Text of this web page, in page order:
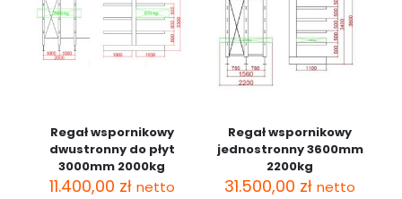
Regał wspornikowy
dwustronny do płyt
3000mm 2000kg
11.400,00 zł netto
Regał wspornikowy
jednostronny 3600mm
2200kg
31.500,00 zł netto